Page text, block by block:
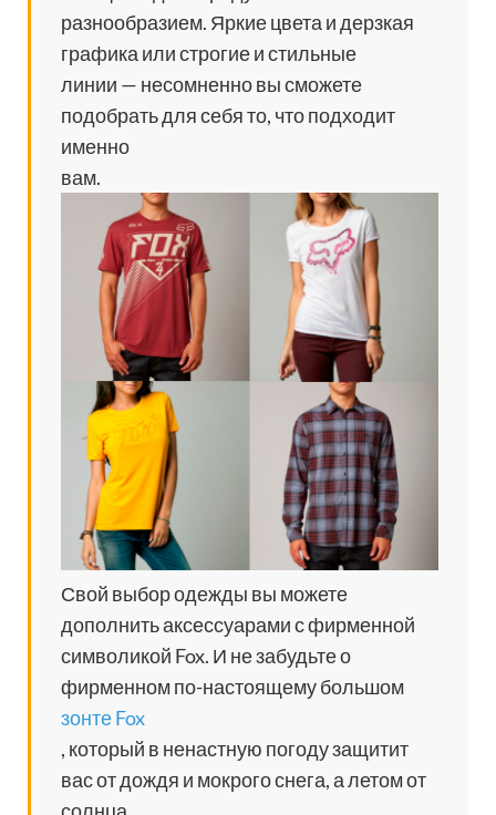
разнообразием. Яркие цвета и дерзкая
графика или строгие и стильные
линии — несомненно вы сможете
подобрать для себя то, что подходит
именно
вам.
Свой выбор одежды вы можете
дополнить аксессуарами с фирменной
символикой Fox. И не забудьте о
фирменном по-настоящему большом
зонте Fox
, который в ненастную погоду защитит
вас от дождя и мокрого снега, а летом от